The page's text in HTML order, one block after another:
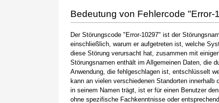
Bedeutung von Fehlercode "Error-
Der Störungscode "Error-10297" ist der
einschließlich, warum er aufgetreten ist, welche
diese Störung verursacht hat, zusammen mit
Störungsnamen enthält im Allgemeinen Daten, die
Anwendung, die fehlgeschlagen ist, entschlüsselt
kann an vielen verschiedenen Standorten
in seinem Namen trägt, ist er für einen Benutzer
ohne spezifische Fachkenntnisse oder